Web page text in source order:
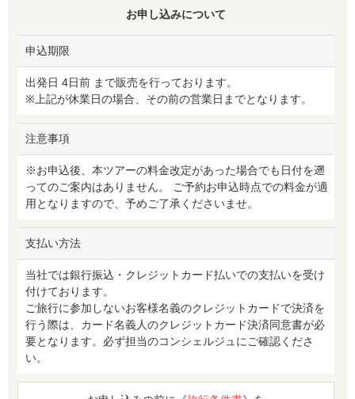
お申し込みについて
申込期限
出発日 4日前 まで販売を行っております。
※上記が休業日の場合、その前の営業日までとなります。
注意事項
※お申込後、本ツアーの料金改定があった場合でも日付を遡
ってのご案内はありません。 ご予約お申込時点での料金が適
用となりますので、予めご了承くださいませ。
支払い方法
当社では銀行振込・クレジットカード払いでの支払いを受け
付けております。
ご旅行に参加しないお客様名義のクレジットカードで決済を
行う際は、カード名義人のクレジットカード決済同意書が必
要となります。必ず担当のコンシェルジュにご確認くださ
い。